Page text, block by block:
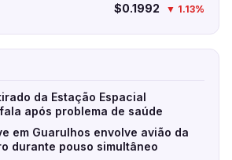
$0.1992 ▼ 1.13%
da Estação Espacial
após problema de saúde
em Guarulhos envolve avião da
durante pouso simultâneo